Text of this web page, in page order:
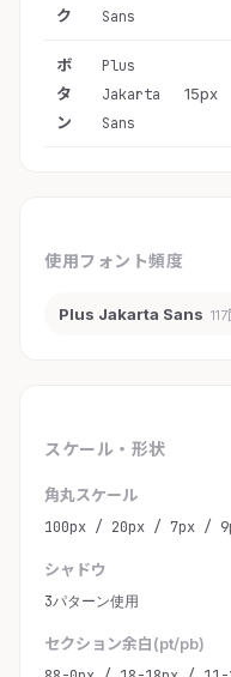
ク
Sans
ボ
タ
ン
Plus
Jakarta
Sans
15px
使用フォント頻度
Plus Jakarta Sans
スケール・形状
角丸スケール
100px / 20px / 7px /
シャドウ
3パターン使用
セクション余白(pt/pb)